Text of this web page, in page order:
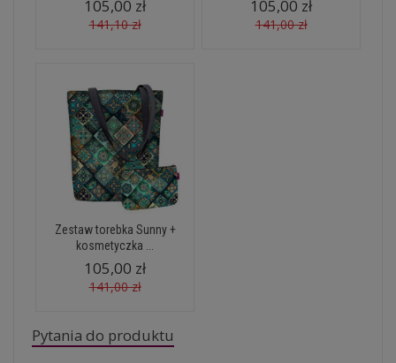
105,00 zł
141,10 zł
105,00 zł
141,00 zł
Zestaw torebka Sunny +
kosmetyczka ...
105,00 zł
141,00 zł
Pytania do produktu